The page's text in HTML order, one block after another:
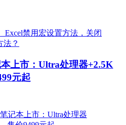
上市：Ultra处理器+2.5K
元起